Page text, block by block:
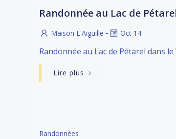
Randonnée au Lac de
Maison L'Aiguille - Oct 14
Randonnée au Lac de Pétarel dans
Lire plus
Randonnées